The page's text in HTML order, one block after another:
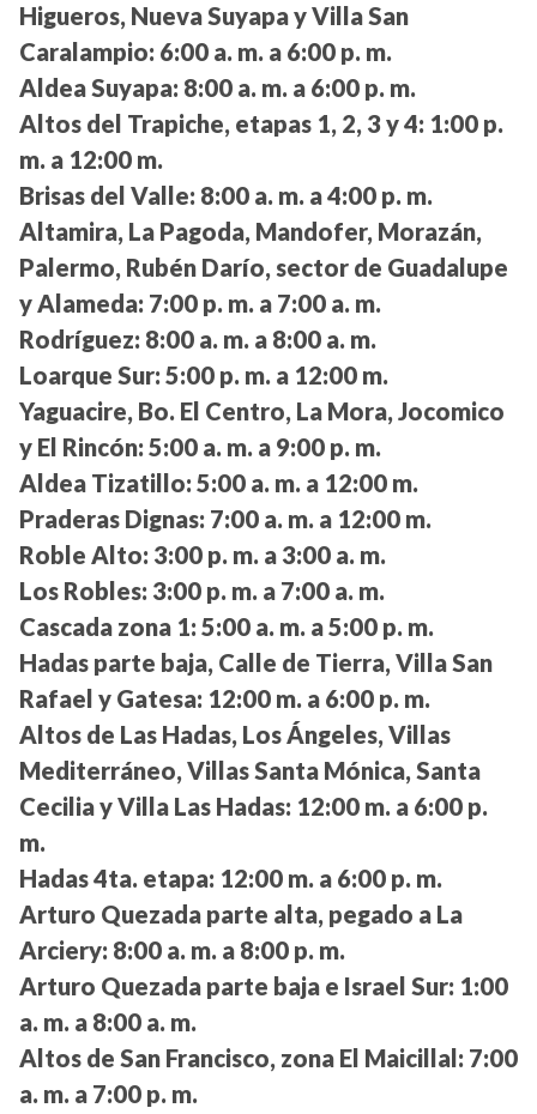
Higueros, Nueva Suyapa y Villa San
Caralampio: 6:00 a. m. a 6:00 p. m.
Aldea Suyapa: 8:00 a. m. a 6:00 p. m.
Altos del Trapiche, etapas 1, 2, 3 y 4: 1:00 p.
m. a 12:00 m.
Brisas del Valle: 8:00 a. m. a 4:00 p. m.
Altamira, La Pagoda, Mandofer, Morazán,
Palermo, Rubén Darío, sector de Guadalupe
y Alameda: 7:00 p. m. a 7:00 a. m.
Rodríguez: 8:00 a. m. a 8:00 a. m.
Loarque Sur: 5:00 p. m. a 12:00 m.
Yaguacire, Bo. El Centro, La Mora, Jocomico
y El Rincón: 5:00 a. m. a 9:00 p. m.
Aldea Tizatillo: 5:00 a. m. a 12:00 m.
Praderas Dignas: 7:00 a. m. a 12:00 m.
Roble Alto: 3:00 p. m. a 3:00 a. m.
Los Robles: 3:00 p. m. a 7:00 a. m.
Cascada zona 1: 5:00 a. m. a 5:00 p. m.
Hadas parte baja, Calle de Tierra, Villa San
Rafael y Gatesa: 12:00 m. a 6:00 p. m.
Altos de Las Hadas, Los Ángeles, Villas
Mediterráneo, Villas Santa Mónica, Santa
Cecilia y Villa Las Hadas: 12:00 m. a 6:00 p.
m.
Hadas 4ta. etapa: 12:00 m. a 6:00 p. m.
Arturo Quezada parte alta, pegado a La
Arciery: 8:00 a. m. a 8:00 p. m.
Arturo Quezada parte baja e Israel Sur: 1:00
a. m. a 8:00 a. m.
Altos de San Francisco, zona El Maicillal: 7:00
a. m. a 7:00 p. m.